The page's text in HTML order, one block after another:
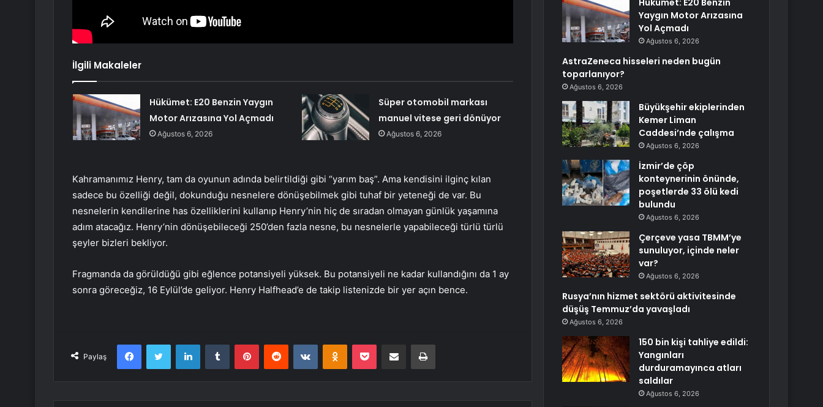
İlgili Makaleler
Hükümet: E20 Benzin Yaygın
Motor Arızasına Yol Açmadı
Ağustos 6, 2026
Süper otomobil markası
manuel vitese geri dönüyor
Ağustos 6, 2026
Kahramanımız Henry, tam da oyunun adında belirtildiği gibi “yarım baş”. Ama kendisini ilginç kılan
sadece bu özelliği değil, dokunduğu nesnelere dönüşebilmek gibi tuhaf bir yeteneği de var. Bu
nesnelerin kendilerine has özelliklerini kullanıp Henry’nin hiç de sıradan olmayan günlük yaşamına
adım atacağız. Henry’nin dönüşebileceği 250’den fazla nesne, bu nesnelerle yapabileceği türlü türlü
şeyler bizleri bekliyor.
Fragmanda da görüldüğü gibi eğlence potansiyeli yüksek. Bu potansiyeli ne kadar kullandığını da 1 ay
sonra göreceğiz, 16 Eylül’de geliyor. Henry Halfhead’e de takip listenizde bir yer açın bence.
Paylaş
FacebookTwitter LinkedInTumblr PinterestReddit VKontakteOdnoklassniki
Pocket E-Posta ile paylaş Yazdır
Hükümet: E20 Benzin
Yaygın Motor Arızasına
Yol Açmadı
Ağustos 6, 2026
AstraZeneca hisseleri neden bugün
toparlanıyor?
Ağustos 6, 2026
Büyükşehir ekiplerinden
Kemer Liman
Caddesi’nde çalışma
Ağustos 6, 2026
İzmir’de çöp
konteynerinin önünde,
poşetlerde 33 ölü kedi
bulundu
Ağustos 6, 2026
Çerçeve yasa TBMM’ye
sunuluyor, içinde neler
var?
Ağustos 6, 2026
Rusya’nın hizmet sektörü aktivitesinde
düşüş Temmuz’da yavaşladı
Ağustos 6, 2026
150 bin kişi tahliye edildi:
Yangınları
durduramayınca atları
saldılar
Ağustos 6, 2026